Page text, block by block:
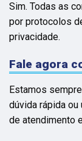
Sim. Todas as
por protocolos
privacidade.
Fale agora
Estamos
dúvida rápida
de atendimento